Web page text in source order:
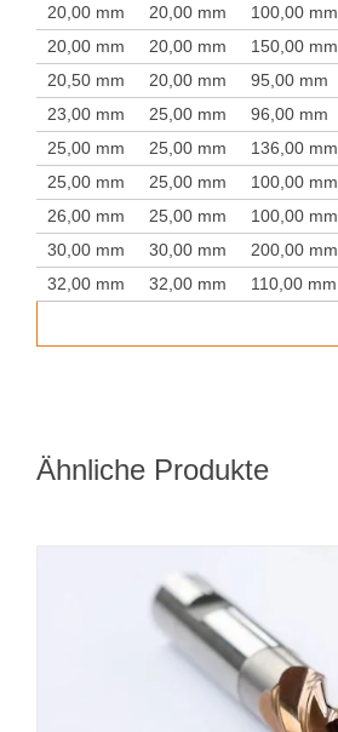
20,00 mm
20,00 mm 100,00 mm
20,00 mm
20,00 mm 150,00 mm
20,50 mm
20,00 mm 95,00 mm
23,00 mm
25,00 mm 96,00 mm
25,00 mm
25,00 mm 136,00 mm
25,00 mm
25,00 mm 100,00 mm
26,00 mm
25,00 mm 100,00 mm
30,00 mm
30,00 mm 200,00 mm
32,00 mm
32,00 mm 110,00 mm
Ähnliche Produkte